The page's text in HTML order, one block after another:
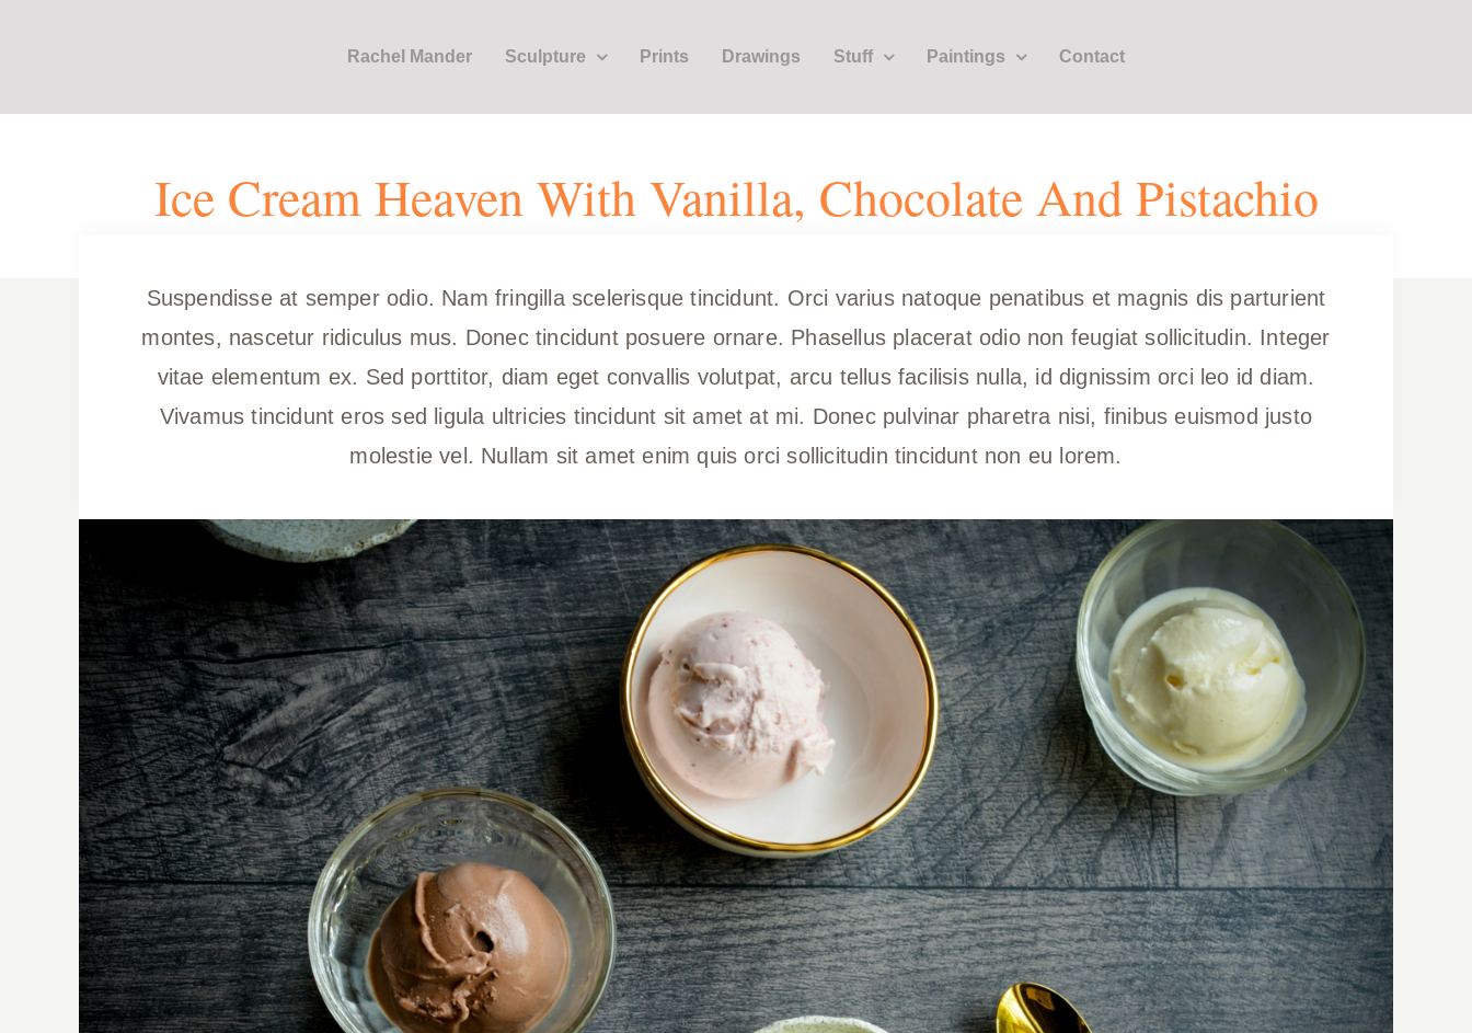
Rachel Mander Sculpture Prints Drawings Stuff Paintings Contact
Ice Cream Heaven With Vanilla, Chocolate And Pistachio
Suspendisse at semper odio. Nam fringilla scelerisque tincidunt. Orci varius natoque penatibus et magnis dis parturient
montes, nascetur ridiculus mus. Donec tincidunt posuere ornare. Phasellus placerat odio non feugiat sollicitudin. Integer
vitae elementum ex. Sed porttitor, diam eget convallis volutpat, arcu tellus facilisis nulla, id dignissim orci leo id diam.
Vivamus tincidunt eros sed ligula ultricies tincidunt sit amet at mi. Donec pulvinar pharetra nisi, finibus euismod justo
molestie vel. Nullam sit amet enim quis orci sollicitudin tincidunt non eu lorem.